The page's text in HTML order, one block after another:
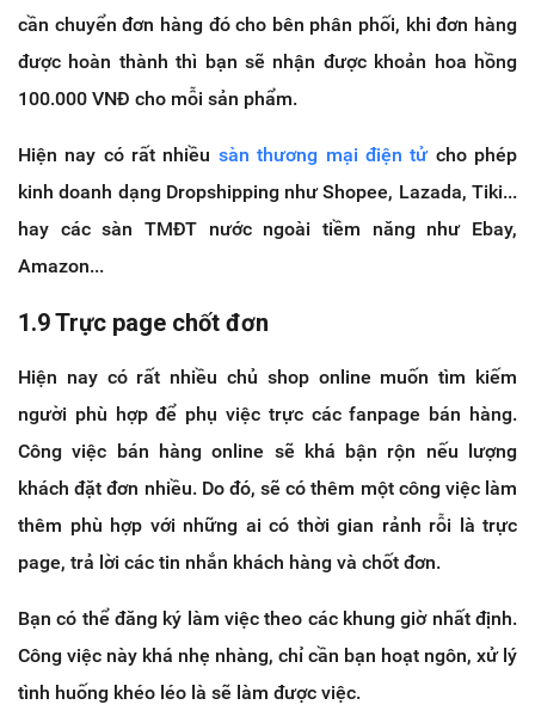
cần chuyển đơn hàng đó cho bên phân phối, khi đơn hàng
được hoàn thành thì bạn sẽ nhận được khoản hoa hồng
100.000 VNĐ cho mỗi sản phẩm.
Hiện nay có rất nhiều sàn thương mại điện tửcho phép
kinh doanh dạng Dropshipping như Shopee, Lazada, Tiki...
hay các sàn TMĐT nước ngoài tiềm năng như Ebay,
Amazon...
1.9 Trực page chốt đơn
Hiện nay có rất nhiều chủ shop online muốn tìm kiếm
người phù hợp để phụ việc trực các fanpage bán hàng.
Công việc bán hàng online sẽ khá bận rộn nếu lượng
khách đặt đơn nhiều. Do đó, sẽ có thêm một công việc làm
thêm phù hợp với những ai có thời gian rảnh rỗi là trực
page, trả lời các tin nhắn khách hàng và chốt đơn.
Bạn có thể đăng ký làm việc theo các khung giờ nhất định.
Công việc này khá nhẹ nhàng, chỉ cần bạn hoạt ngôn, xử lý
tình huống khéo léo là sẽ làm được việc.